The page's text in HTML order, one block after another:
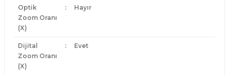
Optik
Zoom Oranı
(X)
: Hayır
Dijital
Zoom Oranı
(X)
: Evet